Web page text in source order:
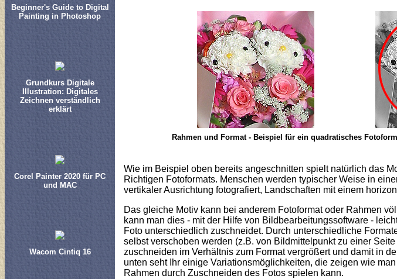
Beginner's Guide to Digital
Painting in Photoshop
Grundkurs Digitale
Illustration: Digitales
Zeichnen verständlich
erklärt
Corel Painter 2020 für PC
und MAC
Wacom Cintiq 16
Rahmen und Format - Beispiel für ein quadratisches
Wie im Beispiel oben bereits angeschnitten spielt natürlich das
Richtigen Fotoformats. Menschen werden typischer Weise in
vertikaler Ausrichtung fotografiert, Landschaften mit einem
Das gleiche Motiv kann bei anderem Fotoformat oder Rahmen
kann man dies - mit der Hilfe von Bildbearbeitungssoftware -
Foto unterschiedlich zuschneidet. Durch unterschiedliche
selbst verschoben werden (z.B. von Bildmittelpunkt zu einer
zuschneiden im Verhältnis zum Format vergrößert und damit in
unten seht Ihr einige Variationsmöglichkeiten, die zeigen wie
Rahmen durch Zuschneiden des Fotos spielen kann.